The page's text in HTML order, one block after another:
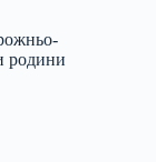
родини